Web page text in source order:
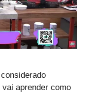
aprender como